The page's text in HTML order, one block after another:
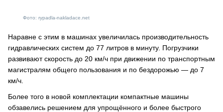
Фото: rypadla-nakladace.net
Наравне с этим в машинах увеличилась производительность
гидравлических систем до 77 литров в минуту. Погрузчики
развивают скорость до 20 км/ч при движении по транспортным
магистралям общего пользования и по бездорожью — до 7
км/ч.
Более того в новой комплектации компактные машины
обзавелись решением для упрощённого и более быстрого